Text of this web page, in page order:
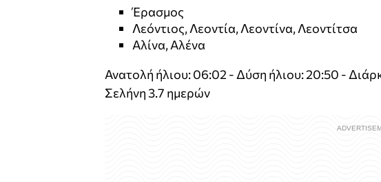
Έρασμος
Λεόντιος, Λεοντία, Λεοντίνα, Λεοντίτσα
Αλίνα, Αλένα
Ανατολή ήλιου: 06:02 - Δύση ήλιου: 20:50 -
Σελήνη 3.7 ημερών